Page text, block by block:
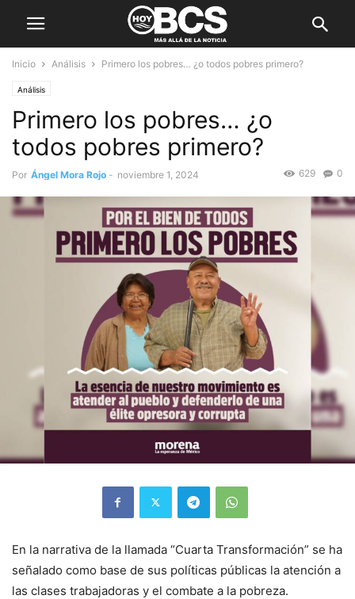
Inicio Análisis Primero los pobres… ¿o todos pobres primero?
Análisis
Primero los pobres… ¿o
todos pobres primero?
Por Ángel Mora Rojo - noviembre 1, 2024 0
629
En la narrativa de la llamada “Cuarta Transformación” se ha
señalado como base de sus políticas públicas la atención a
las clases trabajadoras y el combate a la pobreza.